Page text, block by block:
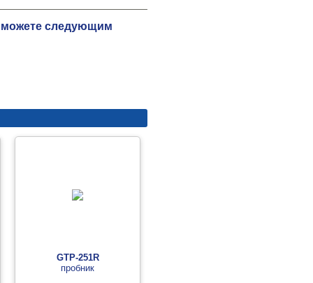
можете следующим
GTP-251R
пробник